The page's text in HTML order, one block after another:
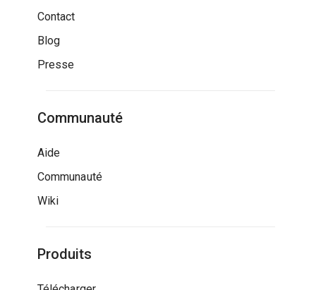
Contact
Blog
Presse
Communauté
Aide
Communauté
Wiki
Produits